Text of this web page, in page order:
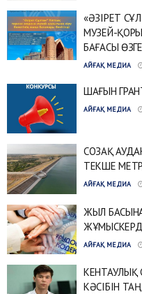
«ӘЗІРЕТ
МУЗЕЙ-
БАҒАСЫ
АЙҒАҚ МЕДИА
ШАҒЫН
АЙҒАҚ МЕДИА
СОЗАҚ
ТЕКШЕ
АЙҒАҚ МЕДИА
ЖЫЛ
АЙҒАҚ МЕДИА
КӘСІБІН